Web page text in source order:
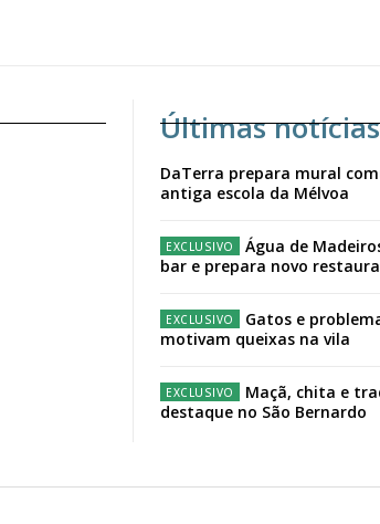
Últimas notícias
DaTerra prepara mural
antiga escola da Mélvoa
Água de
bar e prepara novo
Gatos e
motivam queixas na vila
Maçã, chita e
destaque no São Bernardo